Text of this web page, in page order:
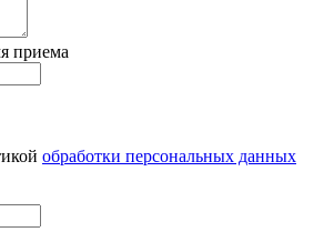
приема
обработки персональных данных